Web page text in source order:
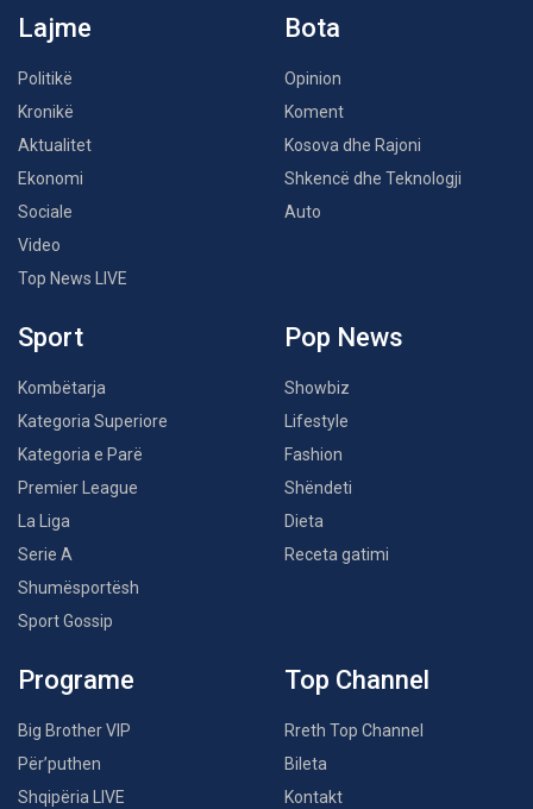
Lajme
Politikë
Kronikë
Aktualitet
Ekonomi
Sociale
Video
Top News LIVE
Bota
Opinion
Koment
Kosova dhe Rajoni
Shkencë dhe Teknologji
Auto
Sport
Kombëtarja
Kategoria Superiore
Kategoria e Parë
Premier League
La Liga
Serie A
Shumësportësh
Sport Gossip
Pop News
Showbiz
Lifestyle
Fashion
Shëndeti
Dieta
Receta gatimi
Programe
Big Brother VIP
Për’puthen
Shqipëria LIVE
Top Channel
Rreth Top Channel
Bileta
Kontakt